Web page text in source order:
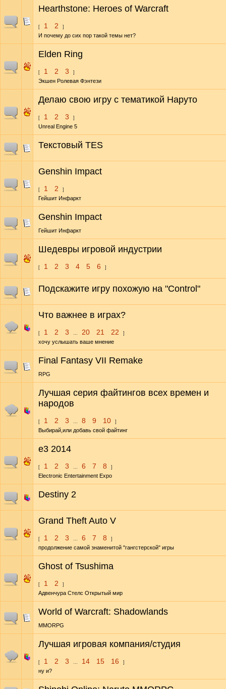
Hearthstone: Heroes of Warcraft
[ 1 2 ]
И почему до сих пор такой темы нет?
Elden Ring
[ 1 2 3 ]
Экшен Ролевая Фэнтези
Делаю свою игру с тематикой Наруто
[ 1 2 3 ]
Unreal Engine 5
Текстовый TES
Genshin Impact
[ 1 2 ]
Гейшит Инфаркт
Genshin Impact
Гейшит Инфаркт
Шедевры игровой индустрии
[ 1 2 3 4 5 6 ]
Подскажите игру похожую на "Control"
Что важнее в играх?
[ 1 2 3 … 20 21 22 ]
хочу услышать ваше мнение
Final Fantasy VII Remake
RPG
Лучшая серия файтингов всех времен и
народов
[ 1 2 3 … 8 9 10 ]
Выбирай,или добавь свой файтинг
e3 2014
[ 1 2 3 … 6 7 8 ]
Electronic Entertainment Expo
Destiny 2
Grand Theft Auto V
[ 1 2 3 … 6 7 8 ]
продолжение самой знаменитой "гангстерской" игры
Ghost of Tsushima
[ 1 2 ]
Адвенчура Стелс Открытый мир
World of Warcraft: Shadowlands
MMORPG
Лучшая игровая компания/студия
[ 1 2 3 … 14 15 16 ]
ну и?